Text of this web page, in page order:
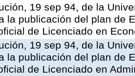
19 sep 94, de la
la publicación del plan de
de Licenciado en
19 sep 94, de la
la publicación del plan de
de Licenciado en